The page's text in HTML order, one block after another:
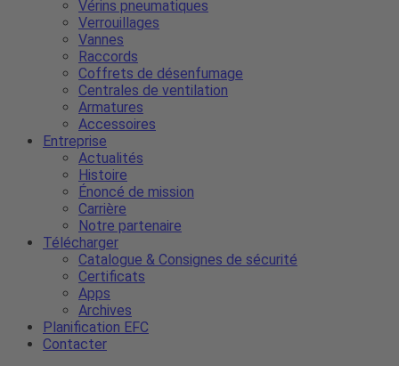
Vérins pneumatiques
Verrouillages
Vannes
Raccords
Coffrets de désenfumage
Centrales de ventilation
Armatures
Accessoires
Entreprise
Actualités
Histoire
Énoncé de mission
Carrière
Notre partenaire
Télécharger
Catalogue & Consignes de sécurité
Certificats
Apps
Archives
Planification EFC
Contacter